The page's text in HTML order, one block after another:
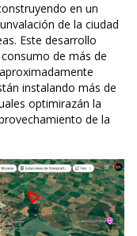
en un
de la ciudad
Este desarrollo
de más de
instalando más de
optimirazán la
de la